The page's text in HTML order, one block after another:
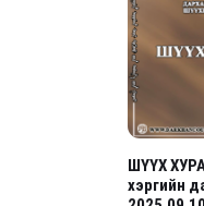
ШҮҮХ
хэргийн